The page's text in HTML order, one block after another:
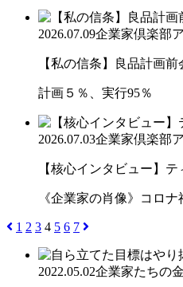
2026.07.09企業家倶楽部
【私の信条】良品計画
計画５％、実行95％
2026.07.03企業家倶楽部
【核心インタビュー】
《企業家の肖像》コロ
1 2 3 4 5 6 7
2022.05.02企業家たちの